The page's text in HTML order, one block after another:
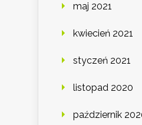
maj 2021
kwiecień 2021
styczeń 2021
listopad 2020
październik